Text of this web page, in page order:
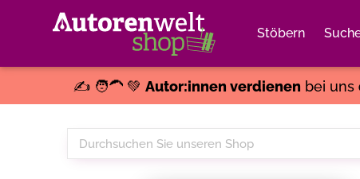
Stöbern
✍️ 🧑‍🦱 💚 Autor:innen verdienenbei uns
Durchsuchen
Sie